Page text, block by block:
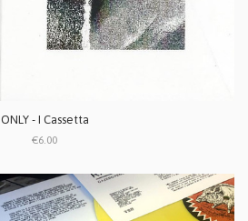
ONLY - I Cassetta
€6.00